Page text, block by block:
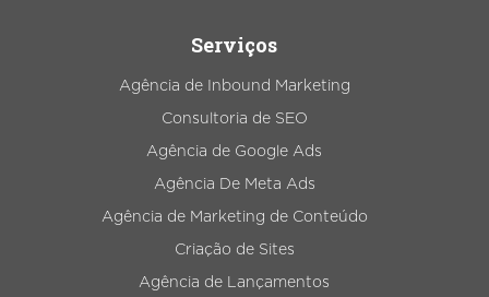
Serviços
Agência de Inbound Marketing
Consultoria de SEO
Agência de Google Ads
Agência De Meta Ads
Agência de Marketing de Conteúdo
Criação de Sites
Agência de Lançamentos